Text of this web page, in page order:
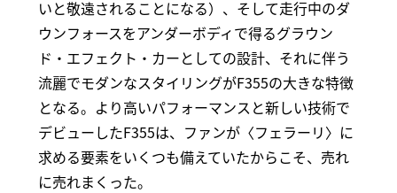
いと敬遠されることになる）、そして走行中のダ
ウンフォースをアンダーボディで得るグラウン
ド・エフェクト・カーとしての設計、それに伴う
流麗でモダンなスタイリングがF355の大きな特徴
となる。より高いパフォーマンスと新しい技術で
デビューしたF355は、ファンが〈フェラーリ〉に
求める要素をいくつも備えていたからこそ、売れ
に売れまくった。